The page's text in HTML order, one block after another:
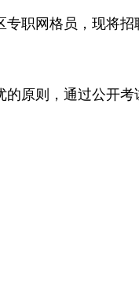
职网格员，现将
原则，通过公开